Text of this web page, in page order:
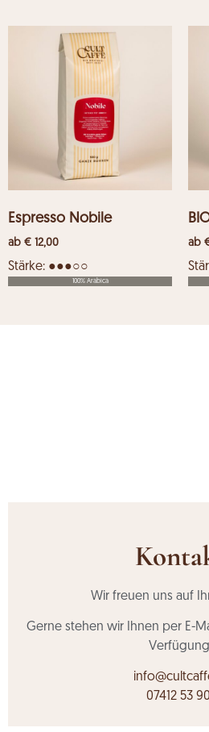
Espresso Nobile
ab € 12,00
Stärke: ●●●○○
100% Arabica
ab
Wir freuen uns auf
Gerne stehen wir Ihnen per E-
07412 53